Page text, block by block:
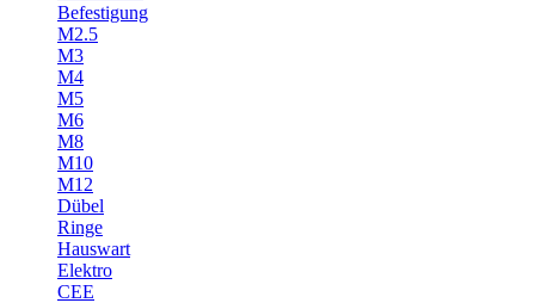
Befestigung
M2.5
M3
M4
M5
M6
M8
M10
M12
Dübel
Ringe
Hauswart
Elektro
CEE